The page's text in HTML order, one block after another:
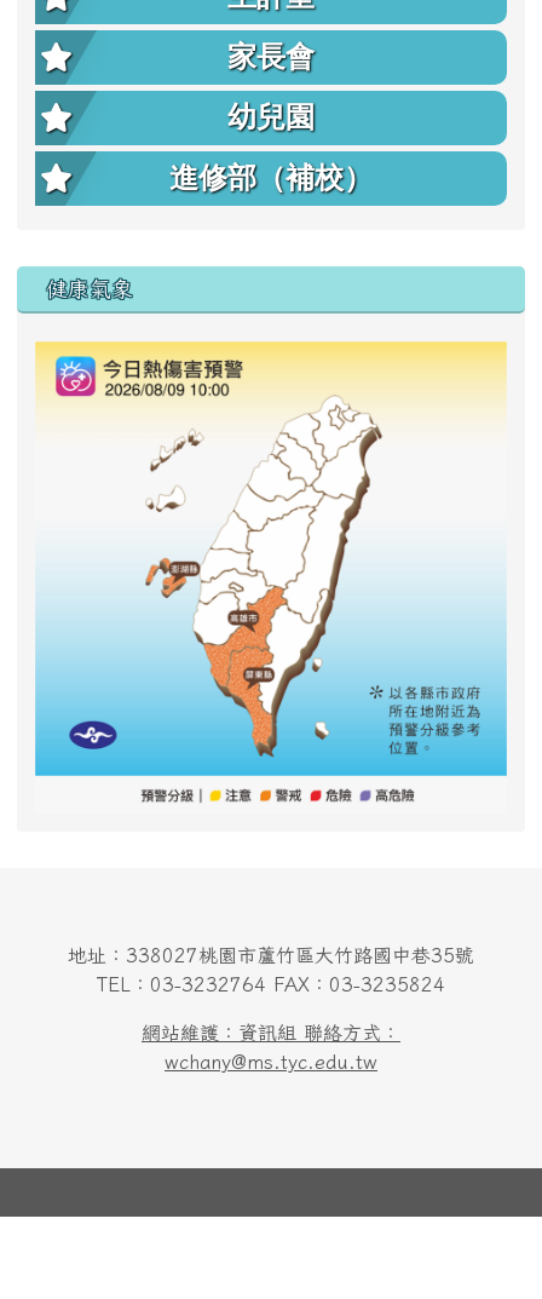
家長會
幼兒園
進修部（補校）
右邊區域內容
健康氣象
地址：338027桃園市蘆竹區大竹路國中巷35號
TEL：03-3232764 FAX：03-3235824
網站維護：資訊組 聯絡方式：
wchany@ms.tyc.edu.tw